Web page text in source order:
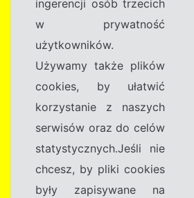
ingerencji osób trzecich
w prywatność
użytkowników.
Używamy także plików
cookies, by ułatwić
korzystanie z naszych
serwisów oraz do celów
statystycznych.Jeśli nie
chcesz, by pliki cookies
były zapisywane na